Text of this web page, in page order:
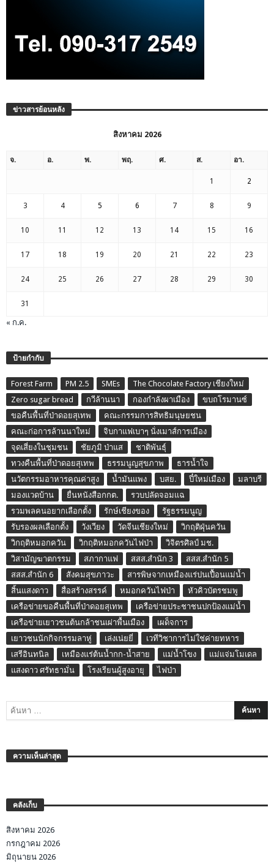
ข่าวสารย้อนหลัง
สิงหาคม 2026
จ. อ. พ. พฤ. ศ. ส. อา.
1 2
3 4 5 6 7 8 9
10 11 12 13 14 15 16
17 18 19 20 21 22 23
24 25 26 27 28 29 30
31
« ก.ค.
ป้ายกำกับ
Forest Farm PM 2.5 SMEs
The Chocolate Factory เชียงใหม่
Zero sugar bread
กวีล้านนา กองกำลังผาเมือง
ขบถโรมานซ์
ขอคืนพื้นที่ป่าดอยสุเทพ
คณะกรรมการสิทธิมนุษยชน
คณะก่อการล้านนาใหม่
จิบกาแฟเบาๆ นั่งเมาส์การเมือง
จุดเสี่ยงในชุมชน
ชัยภูมิ ป่าแส
ชาติพันธุ์
ทวงคืนพื้นที่ป่าดอยสุเทพ
ธรรมนูญสุขภาพ
ธารน้ำใจ
นวัตกรรมอาหารคุณค่าสูง
น้ำมันแพง บสย. ปี๋ใหม่เมือง
มลาบรี
มองแวดบ้าน
ยื่นหนังสือกกต.
รวบปลัดจอมแฉ
รวมพลคนอยากเลือกตั้ง
รักษ์เชียงของ
รัฐธรรมนูญ
รับรองผลเลือกตั้ง
วังเวียง วัดจีนเชียงใหม่
วิกฤติฝุ่นควัน
วิกฤติหมอกควัน
วิกฤติหมอกควันไฟป่า
วิจิตรศิลป์ มช.
วิสามัญฆาตกรรม
สภากาแฟ สสส.สำนัก 3
สสส.สำนัก 5
สสส.สำนัก 6
สังคมสุขภาวะ
สารพิษจากเหมืองแร่ปนเปื้อนแม่น้ำ
สิ้นแสงดาว
สื่อสร้างสรรค์ หมอกควันไฟป่า
หัวคิวบัตรชมพู
เครือข่ายขอคืนพื้นที่ป่าดอยสุเทพ
เครือข่ายประชาชนปกป้องแม่น้ำ
เครือข่ายเยาวชนต้นกล้าชนเผ่าพื้นเมือง
เผด็จการ
เยาวชนนักกิจกรรมลาหู่
เล่งเน่ยยี่
เวทีวิชาการไม่ใช่ค่ายทหาร
เสรีอินทนิล
เหมืองแร่ต้นน้ำกก-น้ำสาย แม่น้ำโขง
แม่แจ่มโมเดล
แสงดาว ศรัทธามั่น
โรงเรียนผู้สูงอายุ ไฟป่า
ความเห็นล่าสุด
คลังเก็บ
สิงหาคม 2026
กรกฎาคม 2026
มิถุนายน 2026